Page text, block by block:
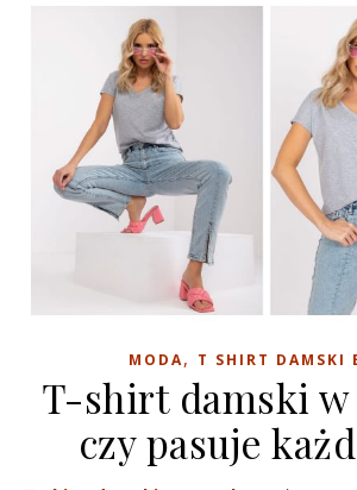
MODA, T SHIRT DAMSKI
T-shirt damski w
czy pasuje